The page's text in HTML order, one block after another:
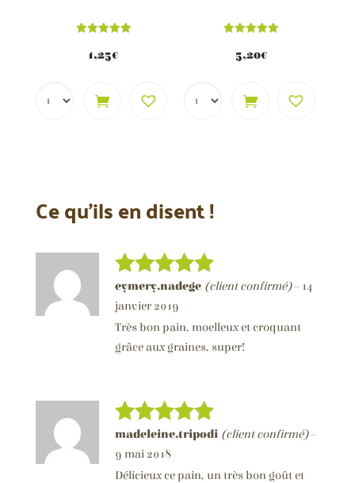
5.00
sur 5
1,25€
5.00
sur 5
5,20€
Ce qu’ils en disent !
Note5sur
5
eymery.nadege (client confirmé)– 14
janvier 2019
Très bon pain, moelleux et croquant
grâce aux graines, super!
Note5sur
5
madeleine.tripodi (client confirmé)–
9 mai 2018
Délicieux ce pain, un très bon goût et